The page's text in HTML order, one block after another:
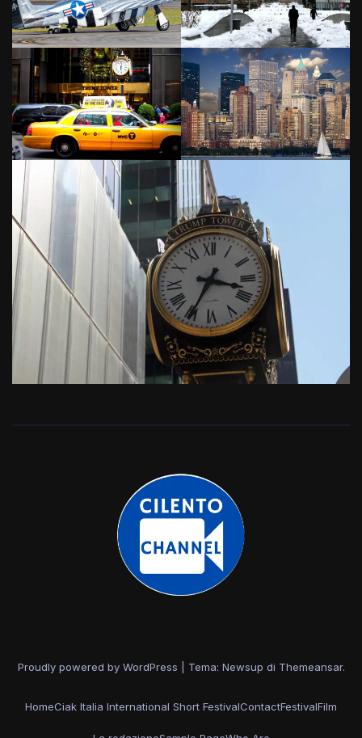
Proudly powered by WordPress Tema: Newsup di Themeansar.
HomeCiak Italia International Short FestivalContactFestivalFilm